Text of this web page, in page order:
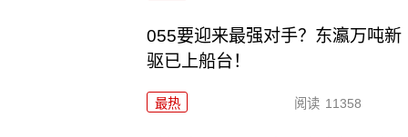
055要迎来最强对手？东瀛万吨新
驱已上船台！
最热 阅读 11358